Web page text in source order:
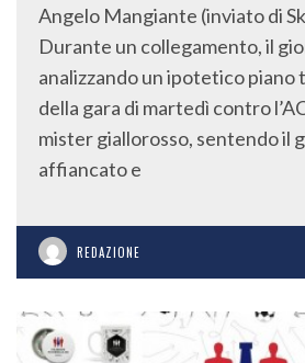
Angelo Mangiante (inviato di
Durante un collegamento, il
analizzando un ipotetico piano
della gara di martedì contro
mister giallorosso, sentendo il
affiancato e
REDAZIONE